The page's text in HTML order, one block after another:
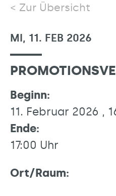
Zur Übersicht
MI, 11. FEB 2026
Beginn:
11. Februar 2026 ,
Ende:
17:00 Uhr
Ort/Raum: